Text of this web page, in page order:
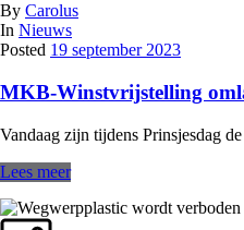
By Carolus
In Nieuws
Posted 19 september 2023
MKB-Winstvrijstelling
Vandaag zijn tijdens Prinsjesdag
Lees meer